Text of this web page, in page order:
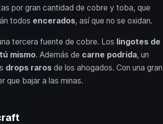
por gran cantidad de cobre y toba, que
todos encerados, así que no se oxidan.
tercera fuente de cobre. Los lingotes de
mismo. Además de carne podrida, un
drops rarosde los ahogados. Con una gran
que bajar a las minas.